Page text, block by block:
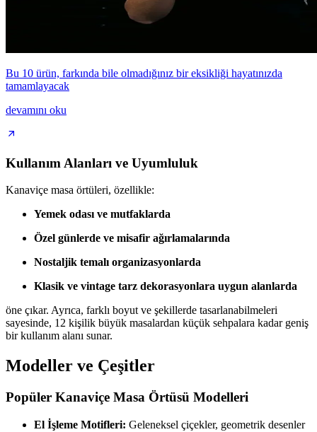
Bu 10 ürün, farkında bile olmadığınız bir eksikliği hayatınızda
tamamlayacak
devamını oku
Kullanım Alanları ve Uyumluluk
Kanaviçe masa örtüleri, özellikle:
Yemek odası ve mutfaklarda
Özel günlerde ve misafir ağırlamalarında
Nostaljik temalı organizasyonlarda
Klasik ve vintage tarz dekorasyonlara uygun alanlarda
öne çıkar. Ayrıca, farklı boyut ve şekillerde tasarlanabilmeleri
sayesinde, 12 kişilik büyük masalardan küçük sehpalara kadar geniş
bir kullanım alanı sunar.
Modeller ve Çeşitler
Popüler Kanaviçe Masa Örtüsü Modelleri
El İşleme Motifleri: Geleneksel çiçekler, geometrik desenler